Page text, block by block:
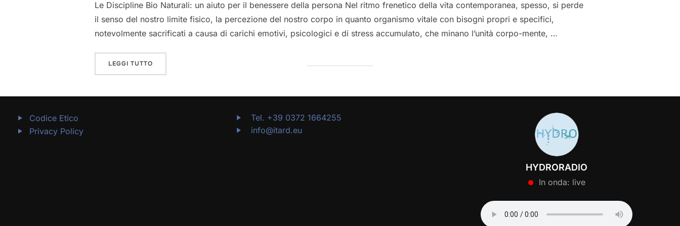
Le Discipline Bio Naturali: un aiuto per il benessere della persona Nel ritmo frenetico della vita contemporanea, spesso, si perde
il senso del nostro limite fisico, la percezione del nostro corpo in quanto organismo vitale con bisogni propri e specifici,
notevolmente sacrificati a causa di carichi emotivi, psicologici e di stress accumulato, che minano l’unità corpo-mente, …
LEGGI TUTTO
Codice Etico
Privacy Policy
Tel. +39 0372 1664255
info@itard.eu
HYDRORADIO
In onda: live